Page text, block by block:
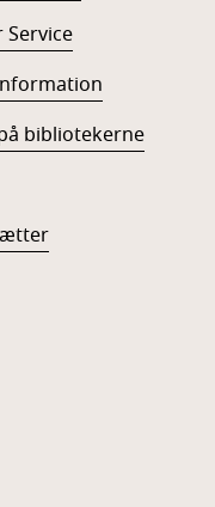
bibliotekerne